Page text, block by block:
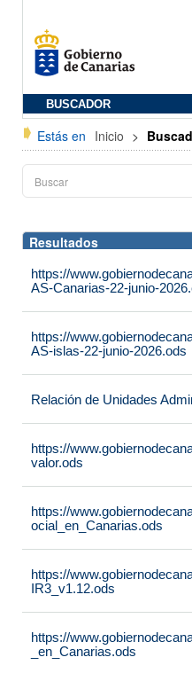
BUSCADOR
Estás en Inicio >
Resultados
https://
AS-Canarias-22-junio-
https://
AS-islas-22-junio-2026.ods
Relación de Unidades
https://
valor.ods
https://
ocial_en_Canarias.ods
https://
IR3_v1.12.ods
https://
_en_Canarias.ods